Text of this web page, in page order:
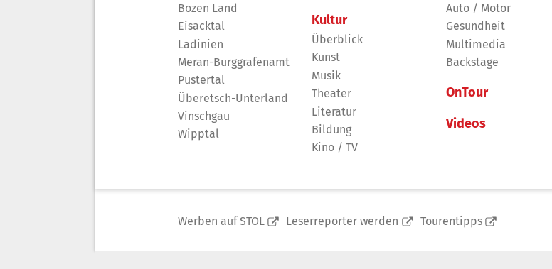
Bozen Land
Eisacktal
Ladinien
Meran-Burggrafenamt
Pustertal
Überetsch-Unterland
Vinschgau
Wipptal
Kultur
Überblick
Kunst
Musik
Theater
Literatur
Bildung
Kino / TV
Auto / Motor
Gesundheit
Multimedia
Backstage
OnTour
Videos
Werben auf STOL Leserreporter werden Tourentipps